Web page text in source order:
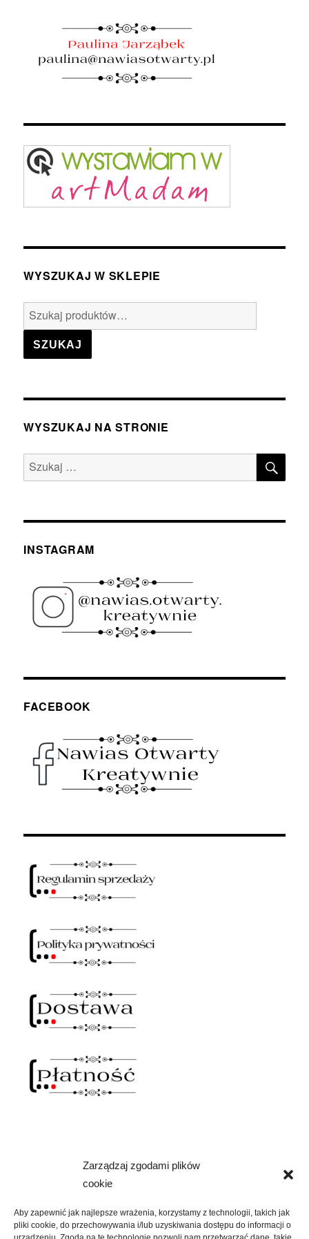
Zarządzaj zgodami plików
cookie
Aby zapewnić jak najlepsze wrażenia, korzystamy z technologii, takich jak
pliki cookie, do przechowywania i/lub uzyskiwania dostępu do informacji o
WYSZUKAJ W SKLEPIE
Szukaj:
SZUKAJ
WYSZUKAJ NA STRONIE
Szukaj:
INSTAGRAM
FACEBOOK
NAWIAS OTWARTY
SKLEP
menu
potomne
rozwiń